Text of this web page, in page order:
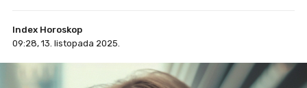
Index Horoskop
09:28, 13. listopada 2025.